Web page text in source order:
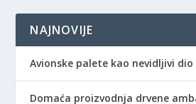
NAJNOVIJE
Avionske palete kao nevidljivi
Domaća proizvodnja drvene